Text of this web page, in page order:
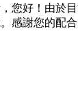
您好！由於
感謝您的配合